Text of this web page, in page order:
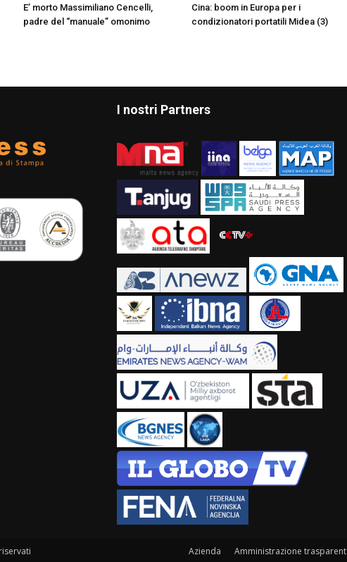
E’ morto Massimiliano Cencelli,
padre del “manuale” omonimo
Cina: boom in Europa per i
condizionatori portatili Midea (3)
I nostri Partners
Azienda Amministrazione